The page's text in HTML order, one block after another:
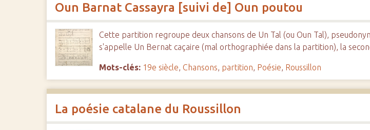
Oun Barnat Cassayra [suivi de] Oun poutou
Cette partition regroupe deux chansons de Un Tal (ou Oun Tal),
s'appelle Un Bernat caçaire (mal orthographiée dans la partition), la
Mots-clés: 19e siècle, Chansons, partition, Poésie, Roussillon
La poésie catalane du Roussillon